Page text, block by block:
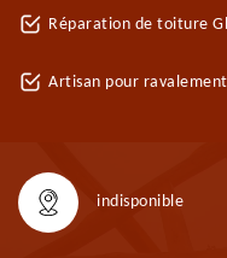
Réparation de toiture
Artisan pour
indisponible